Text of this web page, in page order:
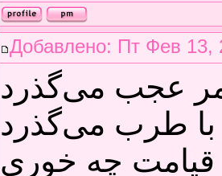
Добавлено: Пт Фев 13,
عجب می‌گذرد
طرب می‌گذرد
چه خوری